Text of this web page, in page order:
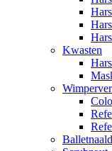
Kwasten